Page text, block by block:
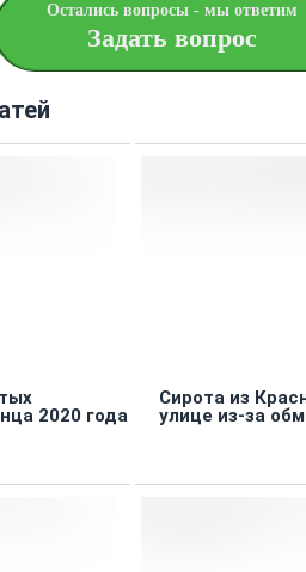
Остались вопросы - мы ответим
Задать вопрос
2020 года
Сирота из
улице из-за